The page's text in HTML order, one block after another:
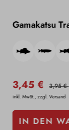
Gamakatsu
3,45 € 3,95 €
inkl. MwSt., zzgl. Versand
IN DEN